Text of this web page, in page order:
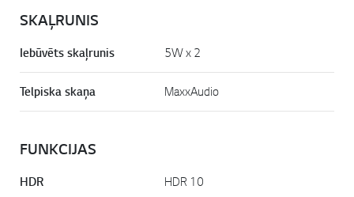
SKAĻRUNIS
Iebūvēts skaļrunis 5W x 2
Telpiska skaņa MaxxAudio
FUNKCIJAS
HDR HDR 10